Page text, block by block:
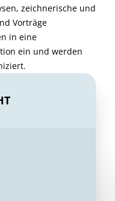
zeichnerische und
Vorträge
in eine
ein und werden